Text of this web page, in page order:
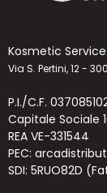
Kosmetic Service
Via S. Pertini, 12 -
P.I./C.F.
Capitale Sociale
REA VE-331544
PEC:
SDI: 5RUO82D